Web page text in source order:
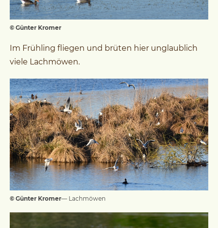
© Günter Kromer
Im Frühling fliegen und brüten hier unglaublich
viele Lachmöwen.
© Günter Kromer— Lachmöwen